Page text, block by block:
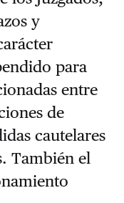
y
para
entre
de
cautelares
También el